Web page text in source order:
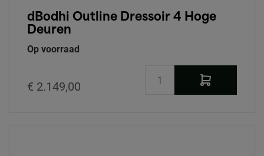
dBodhi Outline Dressoir 4 Hoge
Deuren
Op voorraad
€ 2.149,00